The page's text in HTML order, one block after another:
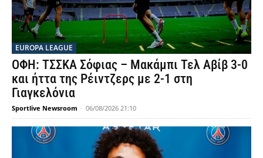
EUROPA LEAGUE
ΟΦΗ: ΤΣΣΚΑ Σόφιας – Μακάμπι Τελ Αβίβ 3-0
και ήττα της Ρέιντζερς με 2-1 στη
Γιαγκελόνια
Sportlive Newsroom - 06/08/2026 21:10